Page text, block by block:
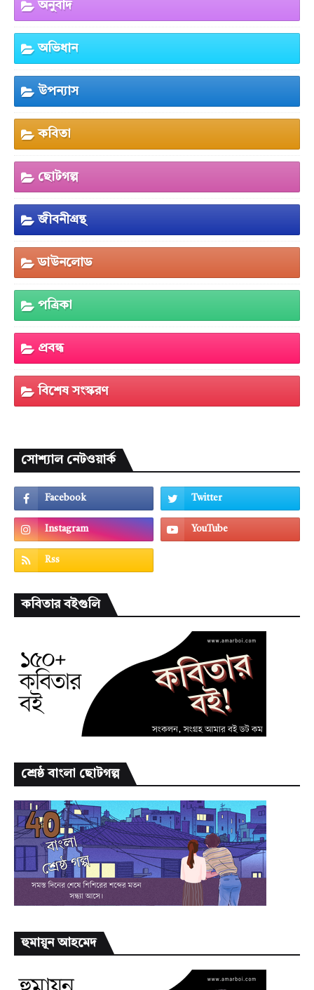
অনুবাদ
অভিধান
উপন্যাস
কবিতা
ছোটগল্প
জীবনীগ্রন্থ
ডাউনলোড
পত্রিকা
প্রবন্ধ
বিশেষ সংস্করণ
সোশ্যাল নেটওয়ার্ক
কবিতার বইগুলি
শ্রেষ্ঠ বাংলা ছোটগল্প
হুমায়ূন আহমেদ